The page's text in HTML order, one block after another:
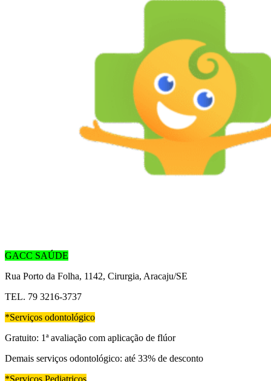
GACC SAÚDE
Rua Porto da Folha, 1142, Cirurgia, Aracaju/SE
TEL. 79 3216-3737
*Serviços odontológico
Gratuito: 1ª avaliação com aplicação de flúor
Demais serviços odontológico: até 33% de desconto
*Serviços Pediatricos